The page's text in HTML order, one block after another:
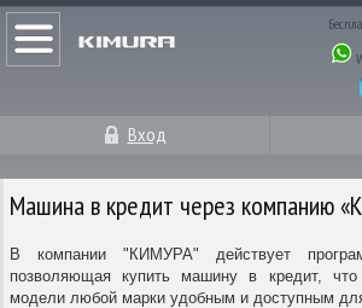
Вход
Машина в кредит через компанию
В компании "КИМУРА" действует
позволяющая купить машину в кредит, что
модели любой марки удобным и доступным